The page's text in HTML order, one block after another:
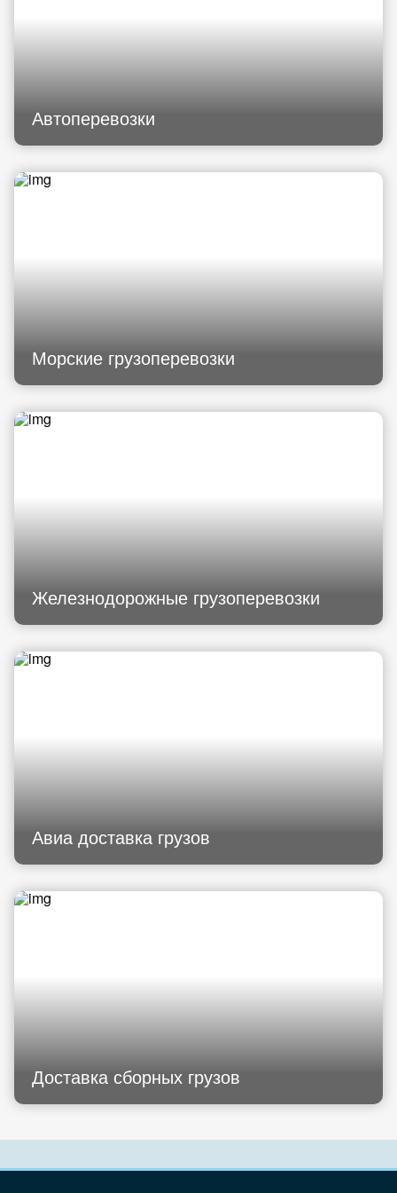
Автоперевозки
Морские грузоперевозки
Железнодорожные грузоперевозки
Авиа доставка грузов
Доставка сборных грузов